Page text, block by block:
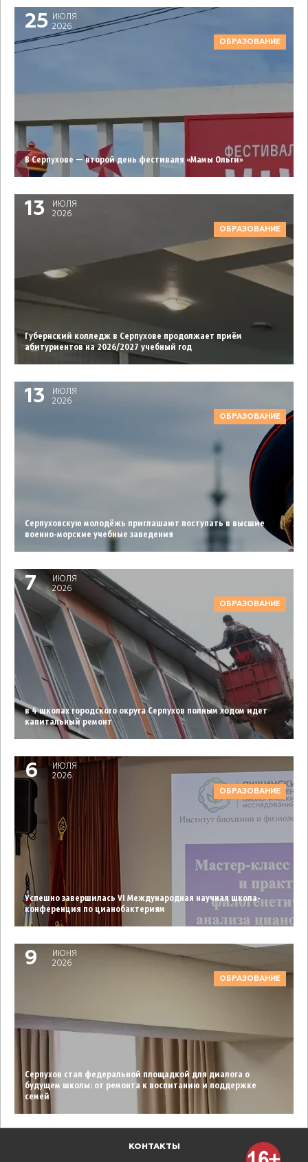
25
ИЮЛЯ
2026
ОБРАЗОВАНИЕ
В Серпухове — второй день фестиваля «Мамы Ольги»
13
ИЮЛЯ
2026
ОБРАЗОВАНИЕ
Губернский колледж в Серпухове продолжает приём
абитуриентов на 2026/2027 учебный год
13
ИЮЛЯ
2026
ОБРАЗОВАНИЕ
Серпуховcкую молодёжь приглашают поступать в высшие
военно-морские учебные заведения
7
ИЮЛЯ
2026
ОБРАЗОВАНИЕ
в 4 школах городского округа Серпухов полным ходом идет
капитальный ремонт
6
ИЮЛЯ
2026
ОБРАЗОВАНИЕ
Успешно завершилась VI Международная научная школа-
конференция по цианобактериям
9
ИЮНЯ
2026
ОБРАЗОВАНИЕ
Серпухов стал федеральной площадкой для диалога о
будущем школы: от ремонта к воспитанию и поддержке
семей
КОНТАКТЫ